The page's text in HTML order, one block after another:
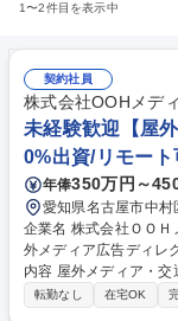
1〜2件目を表示中
契約社員
株式会社OOHメデ
未経験歓迎【屋
0%出資/リモー
年俸350万円～
愛知県名古屋市中村
企業名 株式会社ＯＯＨメディア
外メディア広告ディレク
内容 屋外メディア・
プ。顧客(電通が多数)
転勤なし 在宅OK